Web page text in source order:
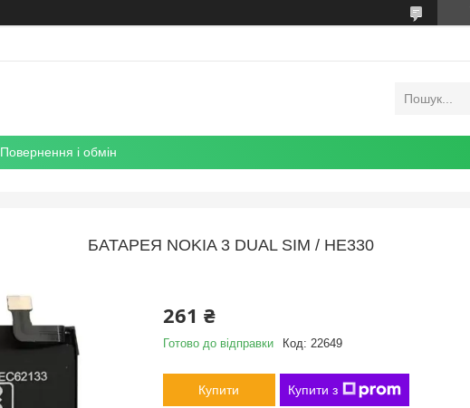
Повернення і обмін
БАТАРЕЯ NOKIA 3 DUAL SIM / HE330
261 ₴
Готово до відправки Код: 22649
Купити Купити з